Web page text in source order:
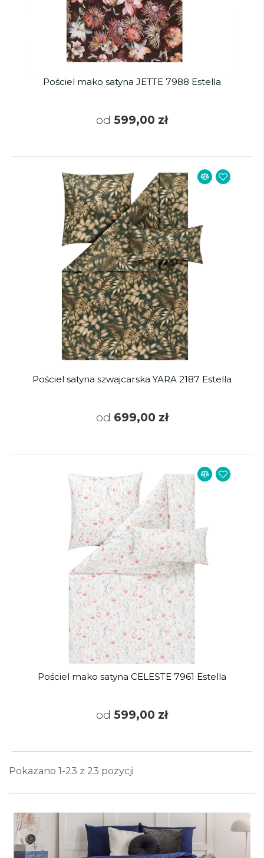
Pościel mako satyna JETTE 7988 Estella
od 599,00 zł
Pościel satyna szwajcarska YARA 2187 Estella
od 699,00 zł
Pościel mako satyna CELESTE 7961 Estella
od 599,00 zł
Pokazano 1-23 z 23 pozycji